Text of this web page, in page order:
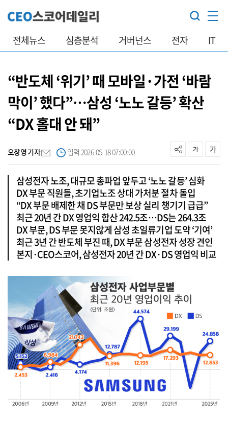
전체뉴스 심층분석 거버넌스 전자 IT
“반도체 ‘위기’ 때 모바일·가전 ‘바람
막이’ 했다”…삼성 ‘노노 갈등’ 확산
“DX 홀대 안 돼”
오창영 기자 입력 2026-05-18 07:00:00
삼성전자 노조, 대규모 총파업 앞두고 ‘노노 갈등’ 심화
DX 부문 직원들, 초기업노조 상대 가처분 절차 돌입
“DX 부문 배제한 채 DS 부문만 보상 실리 챙기기 급급”
최근 20년 간 DX 영업익 합산 242.5조…DS는 264.3조
DX 부문, DS 부문 못지않게 삼성 초일류기업 도약 ‘기여’
최근 3년 간 반도체 부진 때, DX 부문 삼성전자 성장 견인
본지·CEO스코어, 삼성전자 20년 간 DX·DS 영업익 비교